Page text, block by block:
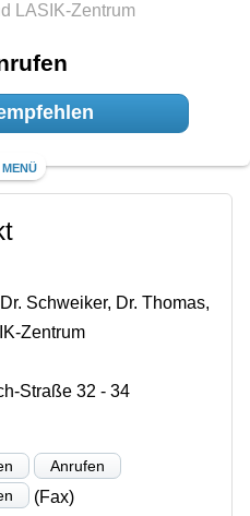
LASIK-Zentrum
Menü
Schweiker, Dr. Thomas,
Zentrum
Straße 32 - 34
Anrufen
(Fax)